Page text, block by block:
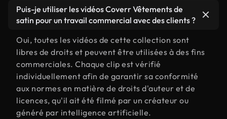
Puis-je utiliser les vidéos Coverr Vêtements de
satin pour un travail commercial avec des clients ?
Oui, toutes les vidéos de cette collection sont
libres de droits et peuvent être utilisées à des fins
commerciales. Chaque clip est vérifié
individuellement afin de garantir sa conformité
aux normes en matière de droits d'auteur et de
licences, qu'il ait été filmé par un créateur ou
généré par intelligence artificielle.